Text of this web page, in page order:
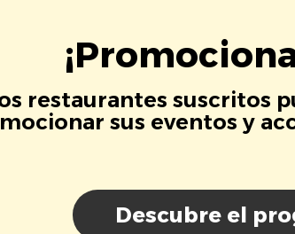
restaurantes suscritos
sus eventos y
Descubre el